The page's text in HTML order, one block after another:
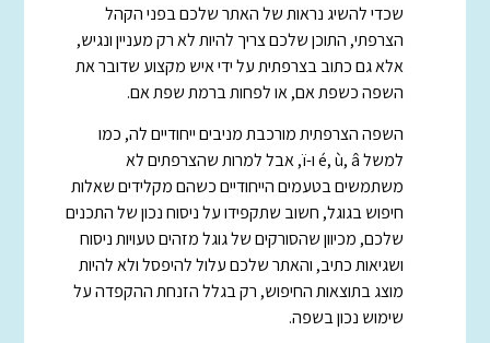
שכדי להשיג נראות של האתר שלכם בפני הקהל
הצרפתי, התוכן שלכם צריך להיות לא רק מעניין ונגיש,
אלא גם כתוב בצרפתית על ידי איש מקצוע שדובר את
השפה כשפת אם, או לפחות ברמת שפת אם.
השפה הצרפתית מורכבת מניבים ייחודיים לה, כמו
למשל é, ù, â ו-ï, אבל למרות שהצרפתים לא
משתמשים בטעמים הייחודיים כשהם מקלידים שאלות
חיפוש בגוגל, חשוב שתקפידו על ניסוח נכון של התכנים
שלכם, מכיוון שהסורקים של גוגל מזהים טעויות ניסוח
ושגיאות כתיב, והאתר שלכם עלול להיפסל ולא להיות
מוצג בתוצאות החיפוש, רק בגלל הזנחת ההקפדה על
שימוש נכון בשפה.